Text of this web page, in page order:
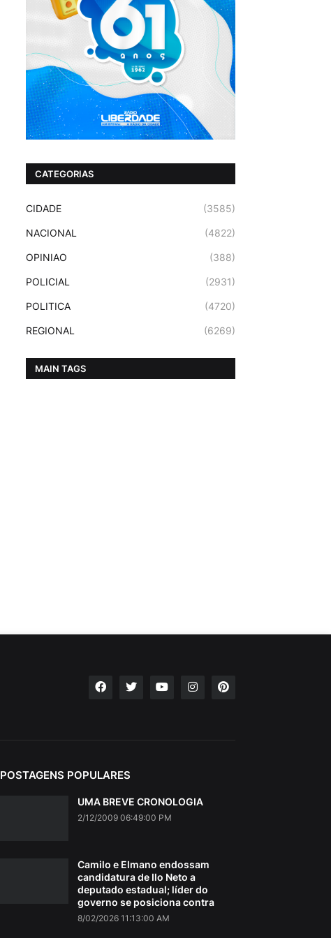
CATEGORIAS
CIDADE (3585)
NACIONAL (4822)
OPINIAO (388)
POLICIAL (2931)
POLITICA (4720)
REGIONAL (6269)
MAIN TAGS
POSTAGENS POPULARES
UMA BREVE CRONOLOGIA
2/12/2009 06:49:00 PM
Camilo e Elmano endossam
candidatura de Ilo Neto a
deputado estadual; líder do
governo se posiciona contra
8/02/2026 11:13:00 AM